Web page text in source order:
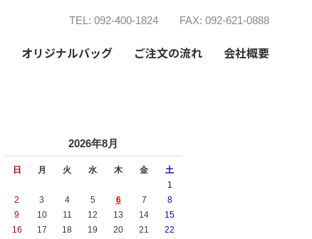
TEL: 092-400-1824 FAX: 092-621-0888
オリジナルバッグ ご注文の流れ 会社概要
2026年8月
日 月 火 水 木 金 土
1
2
3 4 5 6 7
8
9
10 11 12 13 14
15
16
17 18 19 20 21
22